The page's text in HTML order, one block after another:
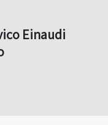
Einaudi